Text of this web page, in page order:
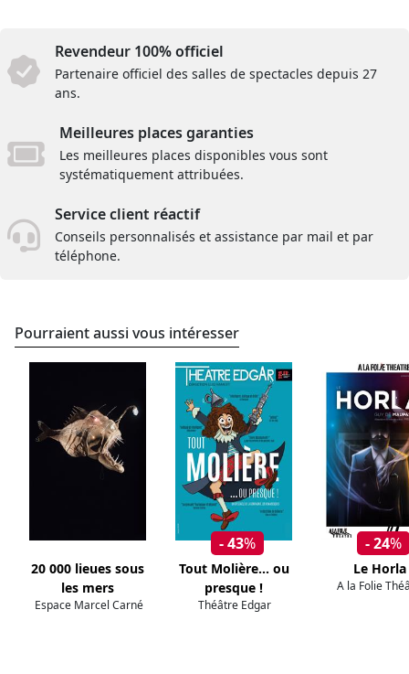
Revendeur 100% officiel
Partenaire officiel des salles de spectacles depuis 27
ans.
Meilleures places garanties
Les meilleures places disponibles vous sont
systématiquement attribuées.
Service client réactif
Conseils personnalisés et assistance par mail et par
téléphone.
Pourraient aussi vous intéresser
20 000 lieues sous
les mers
Espace Marcel Carné
- 43%
Tout Molière... ou
presque !
Théâtre Edgar
- 24%
Le Horla
A la Folie